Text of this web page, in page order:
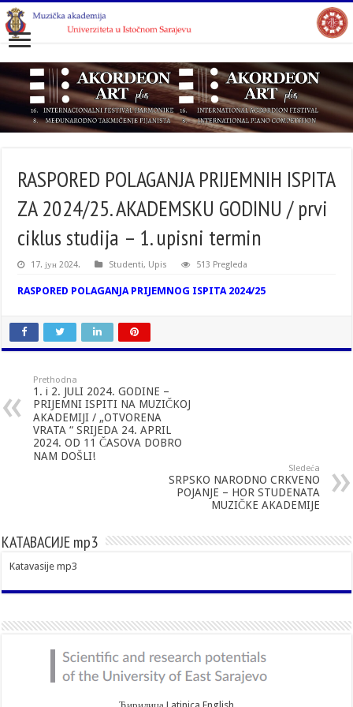
RASPORED POLAGANJA PRIJEMNIH ISPITA
ZA 2024/25. AKADEMSKU GODINU / prvi
ciklus studija – 1. upisni termin
17. јун 2024. Studenti, Upis 513 Pregleda
RASPORED POLAGANJA PRIJEMNOG ISPITA 2024/25
Prethodna
1. i 2. JULI 2024. GODINE –
PRIJEMNI ISPITI NA MUZIČKOJ
AKADEMIJI / „OTVORENA
VRATA “ SRIJEDA 24. APRIL
2024. OD 11 ČASOVA DOBRO
NAM DOŠLI!
Sledeća
SRPSKO NARODNO CRKVENO
POJANJE – HOR STUDENATA
MUZIČKE AKADEMIJE
КАТАВАСИЈЕ mp3
Katavasije mp3